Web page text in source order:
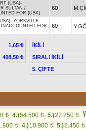
(USA)-
SULTAN /
FOR (USA)
60
- YORKVILLE
FOR
60
1,65 ₺
408,50 ₺
İKİLİ
SIRALI İKİLİ
5. ÇİFTE
t 4.)54.500 t 5.)27.250 t
t 4.)10.900 t 5.)5.450 t